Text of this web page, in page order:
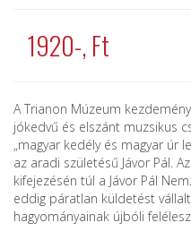
1920-, Ft
A Trianon Múzeum
jókedvű és elszánt muzsikus
„magyar kedély és magyar úr
az aradi születésű Jávor Pál.
kifejezésén túl a Jávor Pál
eddig páratlan küldetést
hagyományainak újbóli